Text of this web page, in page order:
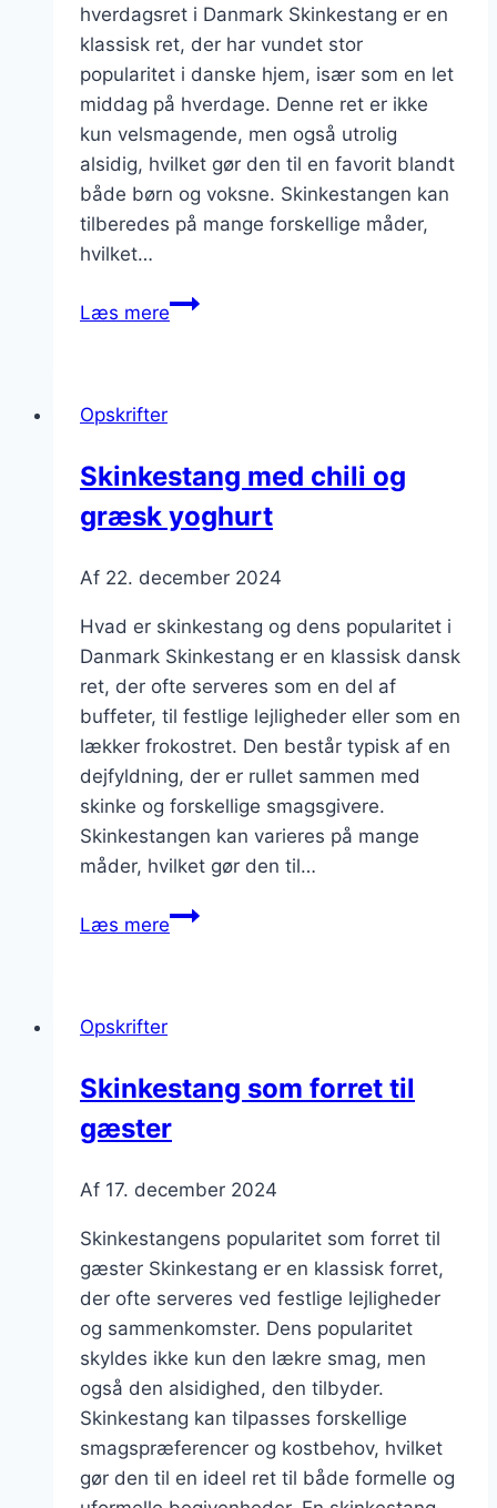
hverdagsret i Danmark Skinkestang er en
klassisk ret, der har vundet stor
popularitet i danske hjem, især som en let
middag på hverdage. Denne ret er ikke
kun velsmagende, men også utrolig
alsidig, hvilket gør den til en favorit blandt
både børn og voksne. Skinkestangen kan
tilberedes på mange forskellige måder,
hvilket…
Læs mereSkinkestang
Opskrifter
Skinkestang med chili og
græsk yoghurt
Af 22. december 2024
Hvad er skinkestang og dens popularitet i
Danmark Skinkestang er en klassisk dansk
ret, der ofte serveres som en del af
buffeter, til festlige lejligheder eller som en
lækker frokostret. Den består typisk af en
dejfyldning, der er rullet sammen med
skinke og forskellige smagsgivere.
Skinkestangen kan varieres på mange
måder, hvilket gør den til…
Læs mereSkinkestang
Opskrifter
Skinkestang som forret til
gæster
Af 17. december 2024
Skinkestangens popularitet som forret til
gæster Skinkestang er en klassisk forret,
der ofte serveres ved festlige lejligheder
og sammenkomster. Dens popularitet
skyldes ikke kun den lækre smag, men
også den alsidighed, den tilbyder.
Skinkestang kan tilpasses forskellige
smagspræferencer og kostbehov, hvilket
gør den til en ideel ret til både formelle og